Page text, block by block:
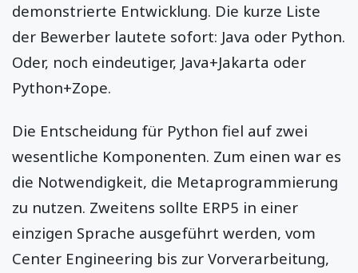
demonstrierte Entwicklung. Die kurze Liste
der Bewerber lautete sofort: Java oder Python.
Oder, noch eindeutiger, Java+Jakarta oder
Python+Zope.
Die Entscheidung für Python fiel auf zwei
wesentliche Komponenten. Zum einen war es
die Notwendigkeit, die Metaprogrammierung
zu nutzen. Zweitens sollte ERP5 in einer
einzigen Sprache ausgeführt werden, vom
Center Engineering bis zur Vorverarbeitung,